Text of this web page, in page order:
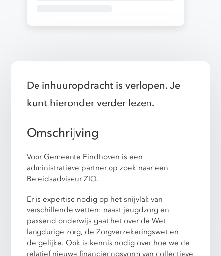
De inhuuropdracht is verlopen. Je
kunt hieronder verder lezen.
Omschrijving
Voor Gemeente Eindhoven is een
administratieve partner op zoek naar een
Beleidsadviseur ZIO.
Er is expertise nodig op het snijvlak van
verschillende wetten: naast jeugdzorg en
passend onderwijs gaat het over de Wet
langdurige zorg, de Zorgverzekeringswet en
dergelijke. Ook is kennis nodig over hoe we de
relatief nieuwe financieringsvorm van collectieve